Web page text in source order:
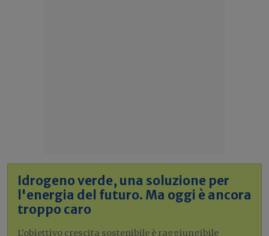
Idrogeno verde, una soluzione per
l'energia del futuro. Ma oggi è ancora
troppo caro
L'obiettivo crescita sostenibile è raggiungibile